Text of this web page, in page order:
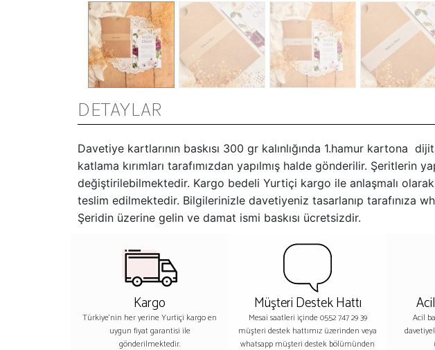
DETAYLAR
Davetiye kartlarının baskısı 300 gr kalınlığında 1.hamur
katlama kırımları tarafımızdan yapılmış halde gönderilir. Şeritlerin
değiştirilebilmektedir. Kargo bedeli Yurtiçi kargo ile anlaşmalı
teslim edilmektedir. Bilgilerinizle davetiyeniz tasarlanıp tarafınıza
Şeridin üzerine gelin ve damat ismi baskısı ücretsizdir.
Kargo
Türkiye'nin her yerine Yurtiçi kargo en
uygun fiyat garantisi ile
gönderilmektedir.
Müşteri Destek Hattı
Mesai saatleri içinde 0552 747 29 39
müşteri destek hattımız üzerinden veya
whatsapp müşteri destek bölümünden
Acil